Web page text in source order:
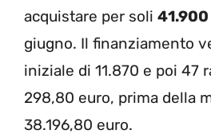
acquistare per soli
giugno. Il finanziamento
iniziale di 11.870 e poi 47
298,80 euro, prima della
38.196,80 euro.